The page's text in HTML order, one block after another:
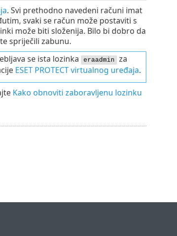
. Svi prethodno navedeni računi imat
svaki se račun može postaviti s
može biti složenija. Bilo bi dobro da
spriječili zabunu.
se ista lozinka
eraadmin za
ESET PROTECT virtualnog uređaja.
Kako obnoviti zaboravljenu lozinku